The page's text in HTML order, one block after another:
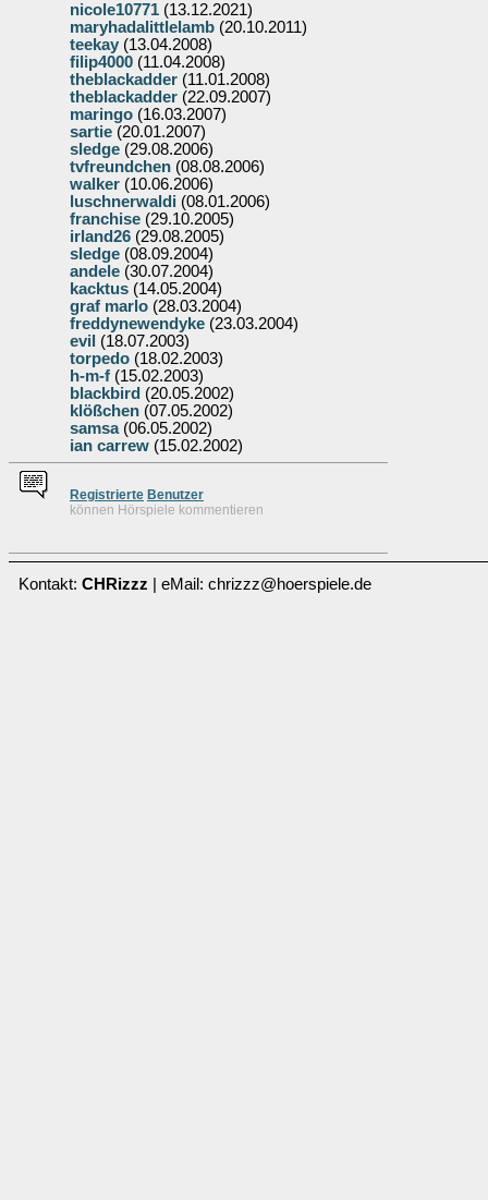
nicole10771 (13.12.2021)
maryhadalittlelamb (20.10.2011)
teekay (13.04.2008)
filip4000 (11.04.2008)
theblackadder (11.01.2008)
theblackadder (22.09.2007)
maringo (16.03.2007)
sartie (20.01.2007)
sledge (29.08.2006)
tvfreundchen (08.08.2006)
walker (10.06.2006)
luschnerwaldi (08.01.2006)
franchise (29.10.2005)
irland26 (29.08.2005)
sledge (08.09.2004)
andele (30.07.2004)
kacktus (14.05.2004)
graf marlo (28.03.2004)
freddynewendyke (23.03.2004)
evil (18.07.2003)
torpedo (18.02.2003)
h-m-f (15.02.2003)
blackbird (20.05.2002)
klößchen (07.05.2002)
samsa(06.05.2002)
ian carrew (15.02.2002)
Registrierte Benutzer
können Hörspiele kommentieren
Kontakt: CHRizzz | eMail: chrizzz@hoerspiele.de